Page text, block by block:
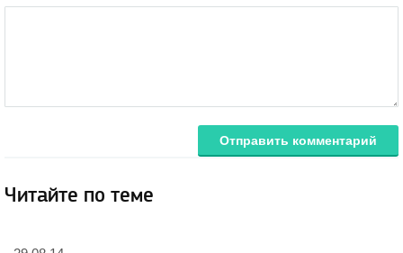
Отправить комментарий
Читайте по теме